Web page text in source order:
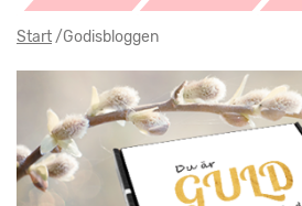
Start/Godisbloggen